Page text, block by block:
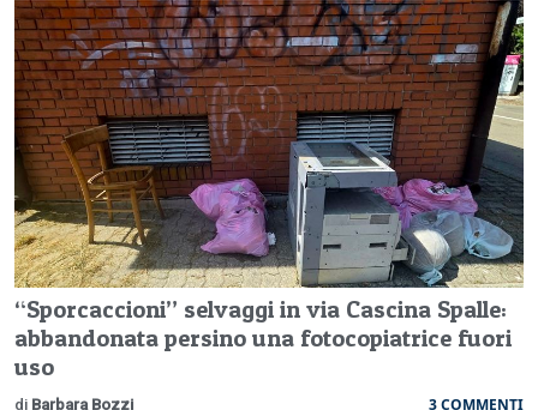
“Sporcaccioni” selvaggi in via Cascina Spalle:
abbandonata persino una fotocopiatrice fuori
uso
di Barbara Bozzi 3 COMMENTI